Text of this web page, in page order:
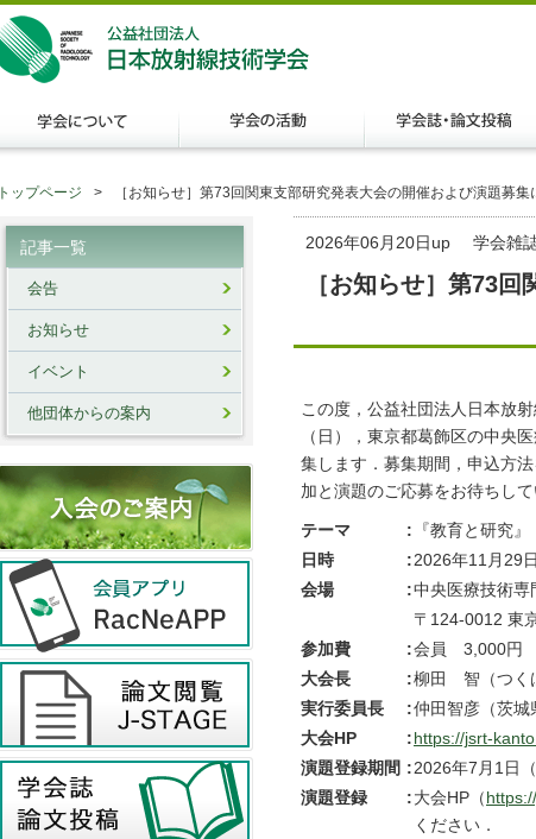
トップページ ［お知らせ］第73回関東支部研究発表大会の開催および演題募集
2026年06月20日up 学会雑
［お知らせ］第73
この度，公益社団法人日本放
（日），東京都葛飾区の中央
集します．募集期間，申込方
加と演題のご応募をお待ちして
テーマ :
『教育と研究』
日時
:2026年11月29
会場
:中央医療技術専
〒124-0012
参加費
:会員 3,000
大会長
:柳田 智（つく
実行委員長
:仲田智彦（茨城
大会HP
: https://jsrt-
演題登録期間 :2026年7月1日
演題登録
: 大会HP（
ください．
記事一覧
会告
お知らせ
イベント
他団体からの案内